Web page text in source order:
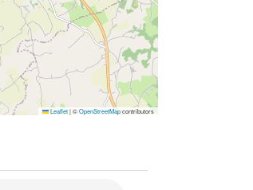
Leaflet |©OpenStreetMapcontributors